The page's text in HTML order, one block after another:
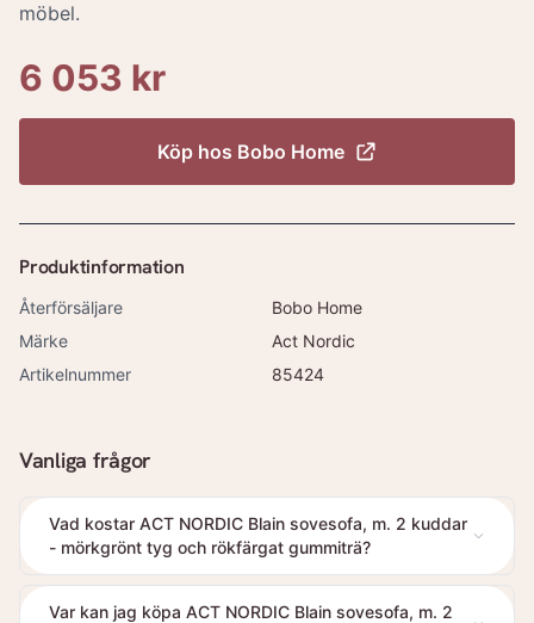
möbel.
6 053 kr
Köp hos Bobo Home
Produktinformation
Återförsäljare
Bobo Home
Märke
Act Nordic
Artikelnummer
85424
Vanliga frågor
Vad kostar ACT NORDIC Blain sovesofa, m. 2 kuddar
- mörkgrönt tyg och rökfärgat gummiträ?
Var kan jag köpa ACT NORDIC Blain sovesofa, m. 2